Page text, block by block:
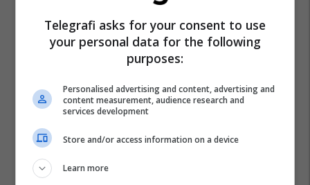
Telegrafi asks for your consent to use
your personal data for the following
purposes:
Personalised advertising and content, advertising and
content measurement, audience research and
services development
Store and/or access information on a device
Learn more